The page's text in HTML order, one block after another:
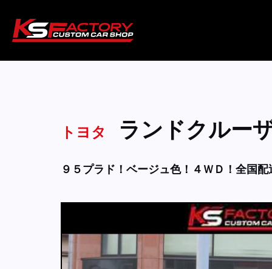
トヨタ ランドクルー
９５プラド！ベージュ色！４ＷＤ！全国